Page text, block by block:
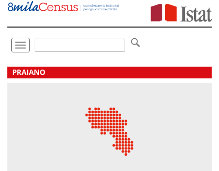
Vai
direttamente
Toggle
navigation
.
PRAIANO